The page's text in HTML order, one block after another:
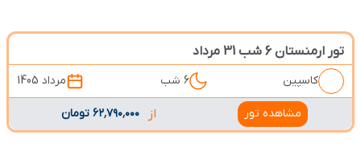
تور ارمنستان 6 شب 31 مرداد
کاسپین 6 شب مرداد 1405
مشاهده تور از ۶۲٬۷۹۰٬۰۰۰ تومان